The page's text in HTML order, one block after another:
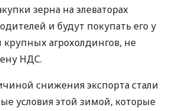
зерна на элеваторах
и будут покупать его у
агрохолдингов, не
НДС.
снижения экспорта стали
условия этой зимой, которые